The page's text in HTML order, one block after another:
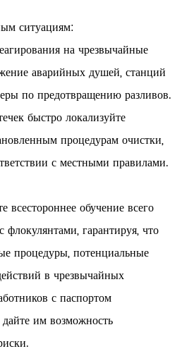
ситуациям:
на чрезвычайные
аварийных душей, станций
по предотвращению разливов.
быстро локализуйте
процедурам очистки,
с местными правилами.
всестороннее обучение всего
флокулянтами, гарантируя, что
процедуры, потенциальные
в чрезвычайных
с паспортом
им возможность